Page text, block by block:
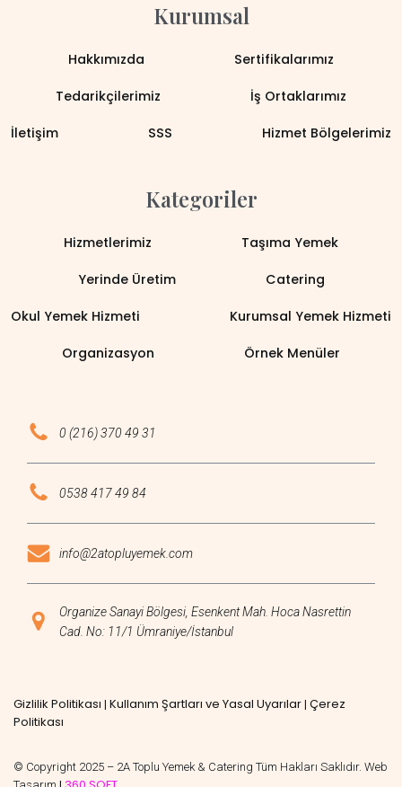
Kurumsal
Hakkımızda Sertifikalarımız
Tedarikçilerimiz İş Ortaklarımız
İletişim SSS Hizmet Bölgelerimiz
Kategoriler
Hizmetlerimiz Taşıma Yemek
Yerinde Üretim Catering
Okul Yemek Hizmeti Kurumsal Yemek Hizmeti
Organizasyon Örnek Menüler
0 (216) 370 49 31
0538 417 49 84
info@2atopluyemek.com
Organize Sanayi Bölgesi, Esenkent Mah. Hoca Nasrettin
Cad. No: 11/1 Ümraniye/İstanbul
Gizlilik Politikası | Kullanım Şartları ve Yasal Uyarılar | Çerez
Politikası
© Copyright 2025 – 2A Toplu Yemek & Catering Tüm Hakları Saklıdır. Web